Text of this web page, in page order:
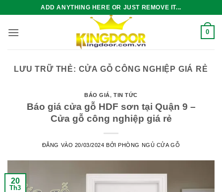
nội
ADD ANYTHING HERE OR JUST REMOVE IT...
0
LƯU TRỮ THẺ: CỬA GỖ CÔNG NGHIỆP GIÁ RẺ
BÁO GIÁ,TIN TỨC
Báo giá cửa gỗ HDF sơn tại Quận 9 –
Cửa gỗ công nghiệp giá rẻ
ĐĂNG VÀO 20/03/2024 BỞIPHÒNG NGỦ CỬA GỖ
20
Th3